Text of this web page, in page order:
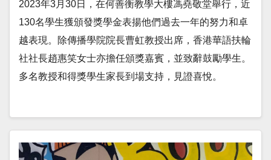
2023年3月30日，在何善衡教學大樓馮堯敬堂舉行，近
130名學生獲頒發獎學金表揚他們過去一年的努力和卓
越表現。除傳播學院院長曹虹教授出席，香港華語扶輪
社社長趙惠笑女士亦擔任頒獎嘉賓，並致辭鼓勵學生。
多名教授和得獎學生家長到場支持，見證喜悅。